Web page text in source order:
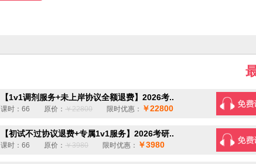
【1v1调剂服务+未上岸协议全额退费】2026考..
课时：66 原价： ￥22800 限时优惠： ￥22800
【初试不过协议退费+专属1v1服务】2026考研..
课时：66 原价： ￥3980 限时优惠： ￥3980